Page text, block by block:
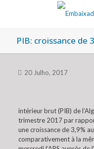
PIB: croissance de
20 Julho, 2017
intérieur brut (PIB) de
trimestre 2017 par
une croissance de 3,9%
comparativement à la